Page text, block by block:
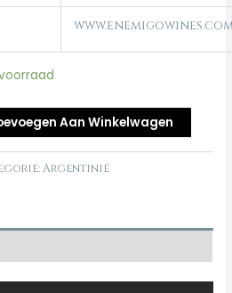
Aan Winkelwagen
Argentinië